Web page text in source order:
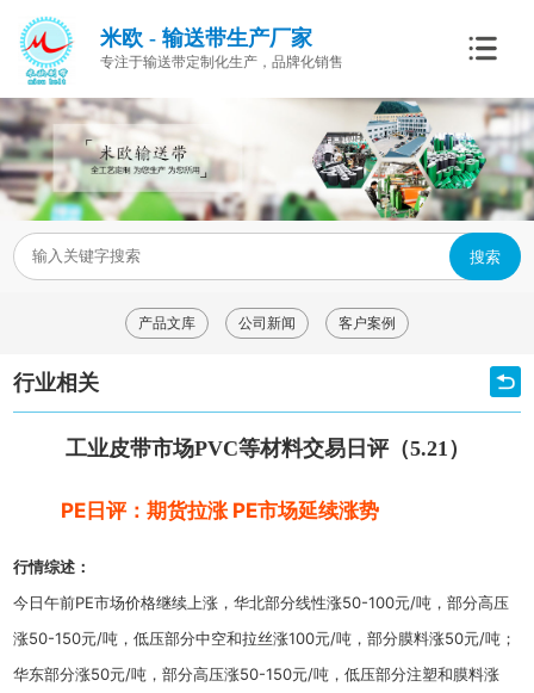
米欧 - 输送带生产厂家
专注于输送带定制化生产，品牌化销售
搜索
产品文库 公司新闻 客户案例
行业相关
工业皮带市场PVC等材料交易日评（5.21）
PE日评：期货拉涨 PE市场延续涨势
行情综述：
今日午前PE市场价格继续上涨，华北部分线性涨50-100元/吨，部分高压
涨50-150元/吨，低压部分中空和拉丝涨100元/吨，部分膜料涨50元/吨；
华东部分涨50元/吨，部分高压涨50-150元/吨，低压部分注塑和膜料涨